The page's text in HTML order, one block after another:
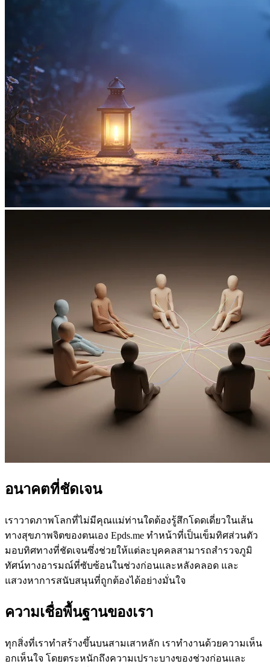
อนาคตที่ชัดเจน
เราวาดภาพโลกที่ไม่มีคุณแม่ท่านใดต้องรู้สึกโดดเดี่ยวในเส้น
ทางสุขภาพจิตของตนเอง Epds.me ทำหน้าที่เป็นเข็มทิศส่วนตัว
มอบทิศทางที่ชัดเจนซึ่งช่วยให้แต่ละบุคคลสามารถสำรวจภูมิ
ทัศน์ทางอารมณ์ที่ซับซ้อนในช่วงก่อนและหลังคลอด และ
แสวงหาการสนับสนุนที่ถูกต้องได้อย่างมั่นใจ
ความเชื่อพื้นฐานของเรา
ทุกสิ่งที่เราทำสร้างขึ้นบนสามเสาหลัก เราทำงานด้วยความเห็น
อกเห็นใจ โดยตระหนักถึงความเปราะบางของช่วงก่อนและ